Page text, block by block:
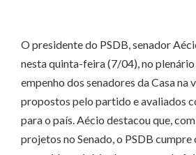
O presidente do PSDB, senador
nesta quinta-feira (7/04), no plenário
empenho dos senadores da Casa na
propostos pelo partido e avaliados
para o país. Aécio destacou que,
projetos no Senado, o PSDB